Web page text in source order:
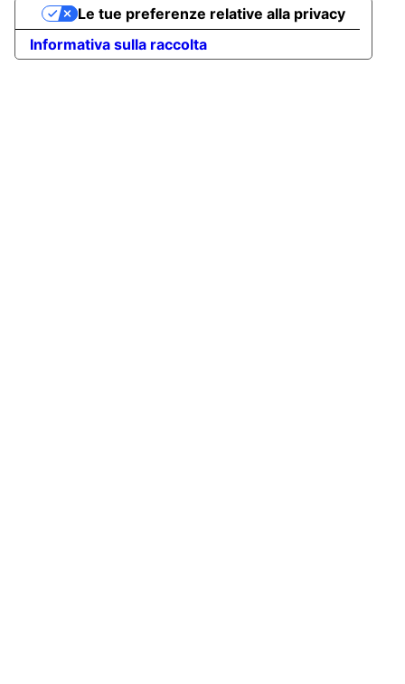
Informativa sulla raccolta
Le tue preferenze relative alla privacy